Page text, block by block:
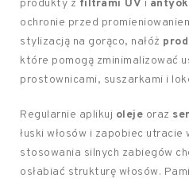
produkty z filtrami UV i
ochronie przed
stylizacją na gorąco, nałóż
które pomogą zminimalizować
prostownicami, suszarkami i
Regularnie aplikuj oleje oraz
łuski włosów i zapobiec
stosowania silnych zabiegów
osłabiać strukturę włosów.